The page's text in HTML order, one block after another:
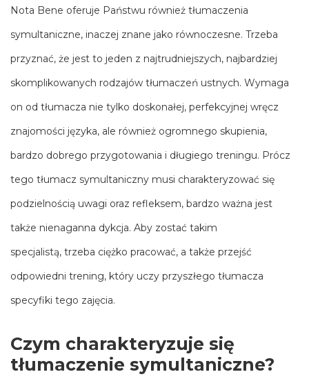
Nota Bene oferuje Państwu również tłumaczenia
symultaniczne, inaczej znane jako równoczesne. Trzeba
przyznać, że jest to jeden z najtrudniejszych, najbardziej
skomplikowanych rodzajów tłumaczeń ustnych. Wymaga
on od tłumacza nie tylko doskonałej, perfekcyjnej wręcz
znajomości języka, ale również ogromnego skupienia,
bardzo dobrego przygotowania i długiego treningu. Prócz
tego tłumacz symultaniczny musi charakteryzować się
podzielnością uwagi oraz refleksem, bardzo ważna jest
także nienaganna dykcja. Aby zostać takim
specjalistą, trzeba ciężko pracować, a także przejść
odpowiedni trening, który uczy przyszłego tłumacza
specyfiki tego zajęcia.
Czym charakteryzuje się
tłumaczenie symultaniczne?